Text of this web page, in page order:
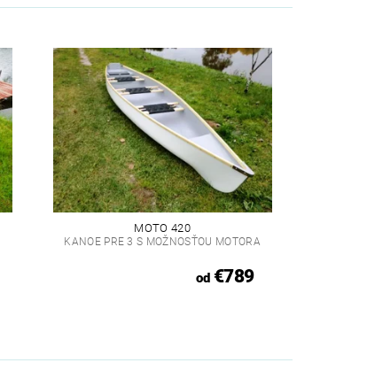
MOTO 420
KANOE PRE 3 S MOŽNOSŤOU MOTORA
od€789